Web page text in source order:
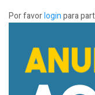
Por favorloginpara